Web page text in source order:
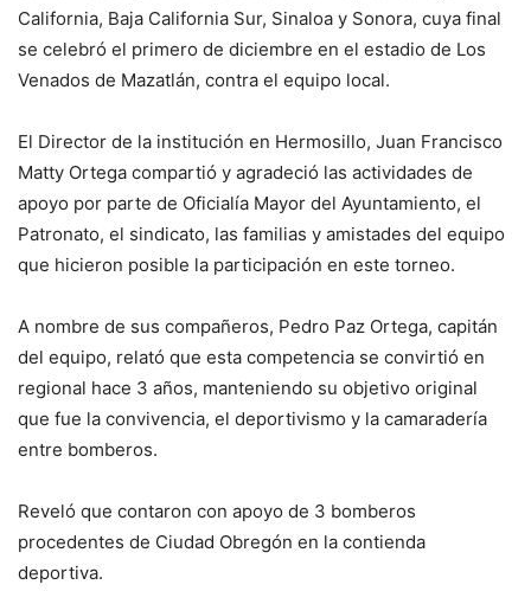
California, Baja California Sur, Sinaloa y Sonora, cuya final
se celebró el primero de diciembre en el estadio de Los
Venados de Mazatlán, contra el equipo local.
El Director de la institución en Hermosillo, Juan Francisco
Matty Ortega compartió y agradeció las actividades de
apoyo por parte de Oficialía Mayor del Ayuntamiento, el
Patronato, el sindicato, las familias y amistades del equipo
que hicieron posible la participación en este torneo.
A nombre de sus compañeros, Pedro Paz Ortega, capitán
del equipo, relató que esta competencia se convirtió en
regional hace 3 años, manteniendo su objetivo original
que fue la convivencia, el deportivismo y la camaradería
entre bomberos.
Reveló que contaron con apoyo de 3 bomberos
procedentes de Ciudad Obregón en la contienda
deportiva.